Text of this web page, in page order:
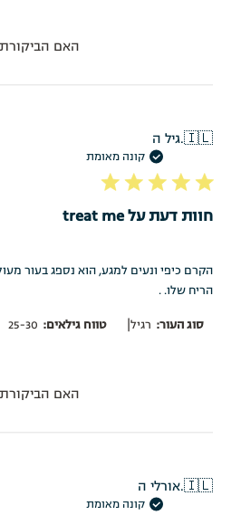
האם הביקורת
🇮🇱גיל ה.
קונה מאומת
חוות דעת על treat me
הקרם כיפי ונעים למגע, הוא נספג בעור
הריח שלו. .
סוג העור: רגיל| טווח גילאים: 25-30
האם הביקורת
🇮🇱אורלי ה.
קונה מאומת